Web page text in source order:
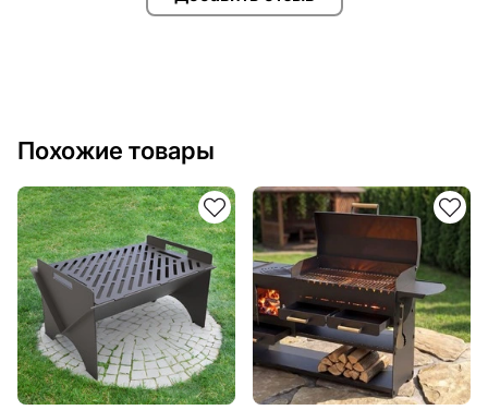
Похожие товары